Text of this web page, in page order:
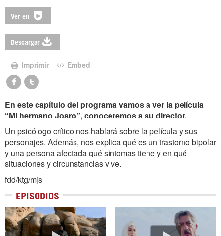
Ver en
Descargar
Imprimir Embed
En este capítulo del programa vamos a ver la película
“Mi hermano Josro”, conoceremos a su director.
Un psicólogo crítico nos hablará sobre la película y sus
personajes. Además, nos explica qué es un trastorno bipolar
y una persona afectada qué síntomas tiene y en qué
situaciones y circunstancias vive.
fdd/ktg/mjs
EPISODIOS